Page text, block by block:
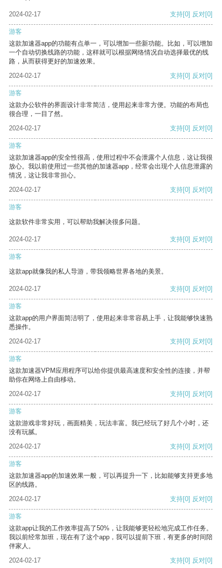
2024-02-17 支持[0] 反对[0]
游客
这款加速器app的功能有点单一，可以增加一些新功能。比如，可以增加
一个自动切换线路的功能，这样就可以根据网络情况自动选择最优的线
路，从而获得更好的加速效果。
2024-02-17
支持[0] 反对[0]
游客
这款办公软件的界面设计非常简洁，使用起来非常方便。功能的布局也
很合理，一目了然。
2024-02-17
支持[0] 反对[0]
游客
这款加速器app的安全性很高，使用过程中不会泄露个人信息，这让我很
放心。我以前使用过一些其他的加速器app，经常会出现个人信息泄露的
情况，这让我非常担心。
2024-02-17
支持[0] 反对[0]
游客
这款软件非常实用，可以帮助我解决很多问题。
2024-02-17 支持[0] 反对[0]
游客
这款app就像我的私人导游，带我领略世界各地的美景。
2024-02-17 支持[0] 反对[0]
游客
这款app的用户界面简洁明了，使用起来非常容易上手，让我能够快速熟
悉操作。
2024-02-17
支持[0] 反对[0]
游客
这款加速器VPM应用程序可以给你提供最高速度和安全性的连接，并帮
助你在网络上自由移动。
2024-02-17
支持[0] 反对[0]
游客
这款游戏非常好玩，画面精美，玩法丰富。我已经玩了好几个小时，还
没有玩腻。
2024-02-17
支持[0] 反对[0]
游客
这款加速器app的加速效果一般，可以再提升一下，比如能够支持更多地
区的线路。
2024-02-17
支持[0] 反对[0]
游客
这款app让我的工作效率提高了50%，让我能够更轻松地完成工作任务。
我以前经常加班，现在有了这个app，我可以提前下班，有更多的时间陪
伴家人。
2024-02-17
支持[0] 反对[0]